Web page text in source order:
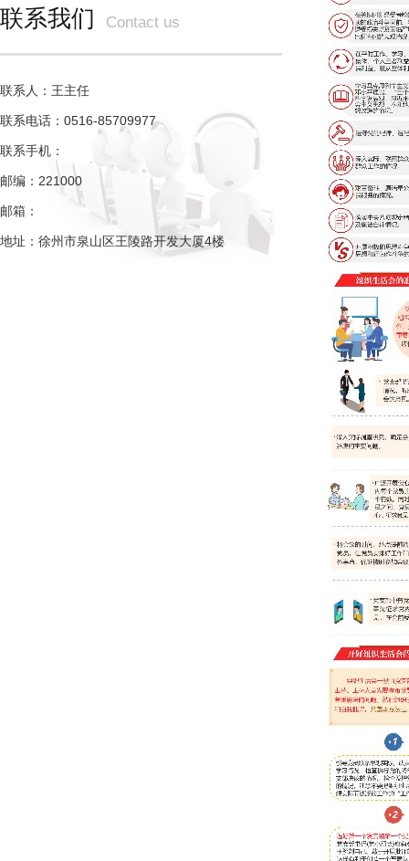
联系我们 Contact us
联系人：王主任
联系电话：0516-85709977
联系手机：
邮编：221000
邮箱：
地址：徐州市泉山区王陵路开发大厦4楼